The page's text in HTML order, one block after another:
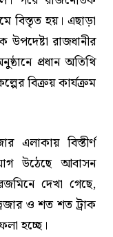
বিস্তৃত হয়। এছাড়া
রাজধানীর
প্রধান অতিথি
বিক্রয় কার্যক্রম
এলাকায় বিস্তীর্ণ
উঠেছে আবাসন
দেখা গেছে,
ও শত শত ট্রাক
হচ্ছে।